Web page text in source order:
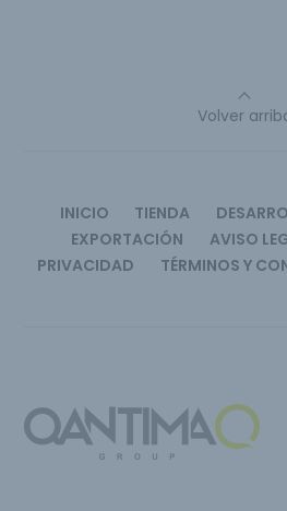
Volver
INICIO TIENDA
EXPORTACIÓN
AVISO
PRIVACIDAD
TÉRMINOS Y